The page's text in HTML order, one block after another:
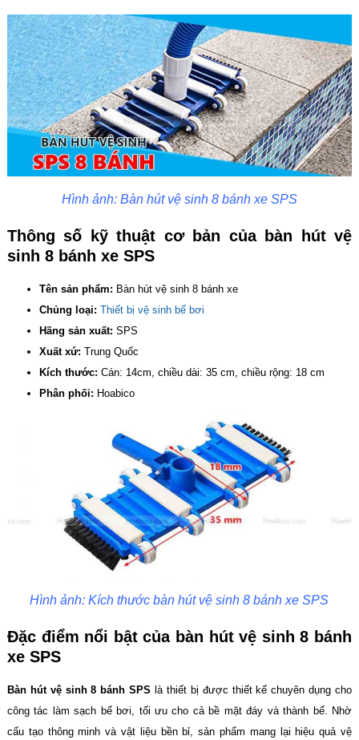
Hình ảnh: Bàn hút vệ sinh 8 bánh xe SPS
Thông số kỹ thuật cơ bản của bàn hút vệ
sinh 8 bánh xe SPS
Tên sản phẩm: Bàn hút vệ sinh 8 bánh xe
Chủng loại: Thiết bị vệ sinh bể bơi
Hãng sản xuất: SPS
Xuất xứ: Trung Quốc
Kích thước: Cán: 14cm, chiều dài: 35 cm, chiều rộng: 18 cm
Phân phối: Hoabico
Hình ảnh: Kích thước bàn hút vệ sinh 8 bánh xe SPS
Đặc điểm nổi bật của bàn hút vệ sinh 8 bánh
xe SPS
Bàn hút vệ sinh 8 bánh SPS là thiết bị được thiết kế chuyên dụng cho
công tác làm sạch bể bơi, tối ưu cho cả bề mặt đáy và thành bể. Nhờ
cấu tạo thông minh và vật liệu bền bỉ, sản phẩm mang lại hiệu quả vệ